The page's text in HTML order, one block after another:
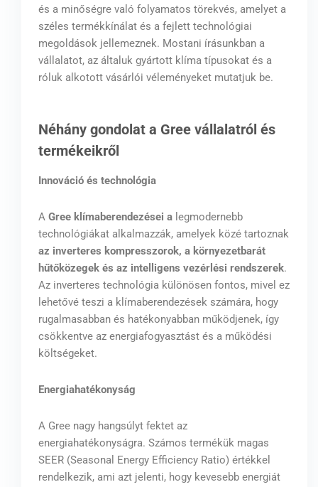
és a minőségre való folyamatos törekvés, amelyet a
széles termékkínálat és a fejlett technológiai
megoldások jellemeznek. Mostani írásunkban a
vállalatot, az általuk gyártott klíma típusokat és a
róluk alkotott vásárlói véleményeket mutatjuk be.
Néhány gondolat a Gree vállalatról és
termékeikről
Innováció és technológia
A Gree klímaberendezései a legmodernebb
technológiákat alkalmazzák, amelyek közé tartoznak
az inverteres kompresszorok, a környezetbarát
hűtőközegek és az intelligens vezérlési rendszerek.
Az inverteres technológia különösen fontos, mivel ez
lehetővé teszi a klímaberendezések számára, hogy
rugalmasabban és hatékonyabban működjenek, így
csökkentve az energiafogyasztást és a működési
költségeket.
Energiahatékonyság
A Gree nagy hangsúlyt fektet az
energiahatékonyságra. Számos termékük magas
SEER (Seasonal Energy Efficiency Ratio) értékkel
rendelkezik, ami azt jelenti, hogy kevesebb energiát